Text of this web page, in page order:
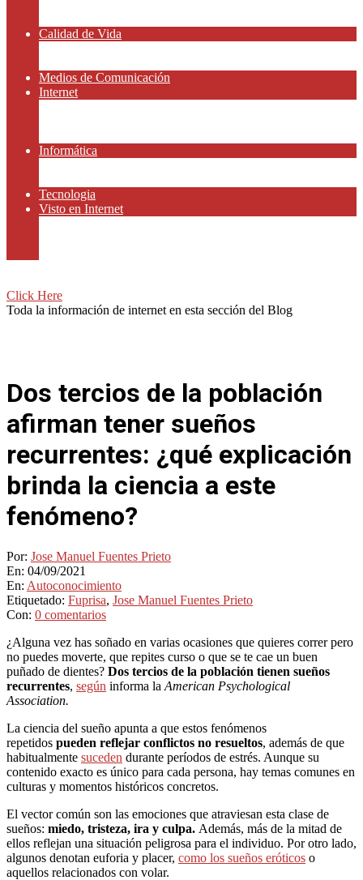
Calidad de Vida
Medios de Comunicación
Internet
Informática
Tecnologia
Visto en Internet
Click Here
Toda la información de internet en esta sección del Blog
Dos tercios de la población
afirman tener sueños
recurrentes: ¿qué explicación
brinda la ciencia a este
fenómeno?
Por: Jose Manuel Fuentes Prieto
En: 04/09/2021
En: Autoconocimiento
Etiquetado: Fuprisa, Jose Manuel Fuentes Prieto
Con: 0 comentarios
¿Alguna vez has soñado en varias ocasiones que quieres correr pero
no puedes moverte, que repites curso o que se te cae un buen
puñado de dientes? Dos tercios de la población tienen sueños
recurrentes, según informa la American Psychological
Association.
La ciencia del sueño apunta a que estos fenómenos
repetidos pueden reflejar conflictos no resueltos, además de que
habitualmente suceden durante períodos de estrés. Aunque su
contenido exacto es único para cada persona, hay temas comunes en
culturas y momentos históricos concretos.
El vector común son las emociones que atraviesan esta clase de
sueños: miedo, tristeza, ira y culpa. Además, más de la mitad de
ellos reflejan una situación peligrosa para el individuo. Por otro lado,
algunos denotan euforia y placer, como los sueños eróticos o
aquellos relacionados con volar.